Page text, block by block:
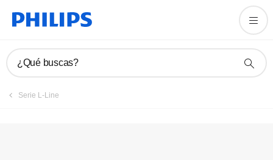
¿Qué buscas?
Serie L-Line
Registrar producto